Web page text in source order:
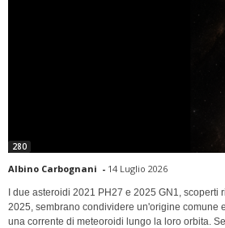
280
Albino Carbognani - 14 Luglio 2026
I due asteroidi 2021 PH27 e 2025 GN1, scoperti
2025, sembrano condividere un'origine comune
una corrente di meteoroidi lungo la loro orbita.